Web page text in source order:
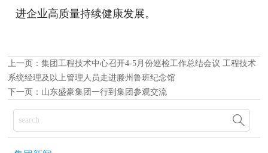
进企业高质量持续健康发展。
上一页：集团工程技术中心召开4-5月份巡检工作总结会议 工程技术
系统经理及以上管理人员走进滕州鲁班纪念馆
下一页： 山东盛豪集团一行到集团参观交流
